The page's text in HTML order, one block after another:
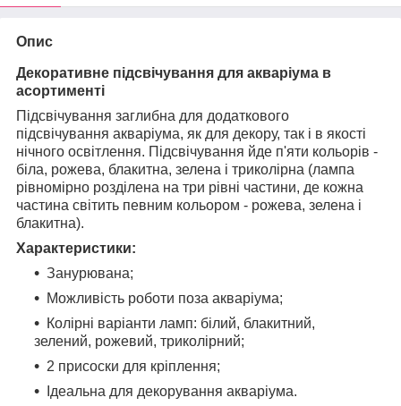
Опис
Декоративне підсвічування для акваріума в
асортименті
Підсвічування заглибна для додаткового
підсвічування акваріума, як для декору, так і в якості
нічного освітлення. Підсвічування йде п'яти кольорів -
біла, рожева, блакитна, зелена і триколірна (лампа
рівномірно розділена на три рівні частини, де кожна
частина світить певним кольором - рожева, зелена і
блакитна).
Характеристики:
Занурювана;
Можливість роботи поза акваріума;
Колірні варіанти ламп: білий, блакитний,
зелений, рожевий, триколірний;
2 присоски для кріплення;
Ідеальна для декорування акваріума.